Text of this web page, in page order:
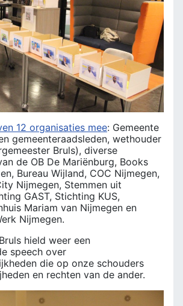
12 organisaties mee: Gemeente
gemeenteraadsleden, wethouder
Bruls), diverse
de OB De Mariënburg, Books
Bureau Wijland, COC Nijmegen,
Nijmegen, Stemmen uit
GAST, Stichting KUS,
Mariam van Nijmegen en
Nijmegen.
hield weer een
speech over
die op onze schouders
en rechten van de ander.